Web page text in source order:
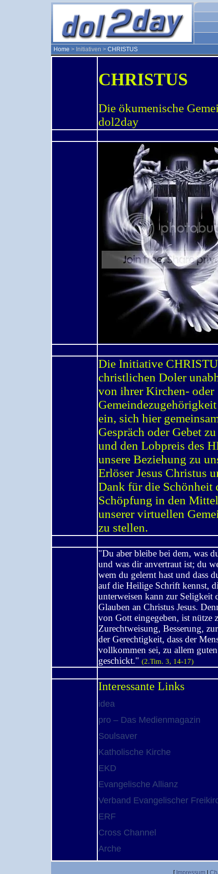
Home > Initiativen > CHRISTUS
CHRISTUS
Die ökumenische
dol2day
Die Initiative
christlichen Doler
von ihrer Kirchen- oder
ein, sich hier
Gespräch oder Gebet
und den Lobpreis des
unsere Beziehung zu
Erlöser Jesus Christus
Dank für die Schönheit
Schöpfung in den
unserer virtuellen
zu stellen.
"Du aber bleibe bei dem, was
und was dir anvertraut ist; du
wem du gelernt hast und dass
auf die Heilige Schrift kennst,
unterweisen kann zur Seligkeit
Glauben an Christus Jesus.
von Gott eingegeben, ist nütze
Zurechtweisung, Besserung,
der Gerechtigkeit, dass der
vollkommen sei, zu allem
geschickt." (2.Tim. 3, 14-17)
Interessante Links
idea
pro – Das Medienmagazin
Soulsaver
Katholische Kirche
EKD
Evangelische Allianz
Verband Evangelischer
ERF
Cross Channel
Arche
[ Impressum